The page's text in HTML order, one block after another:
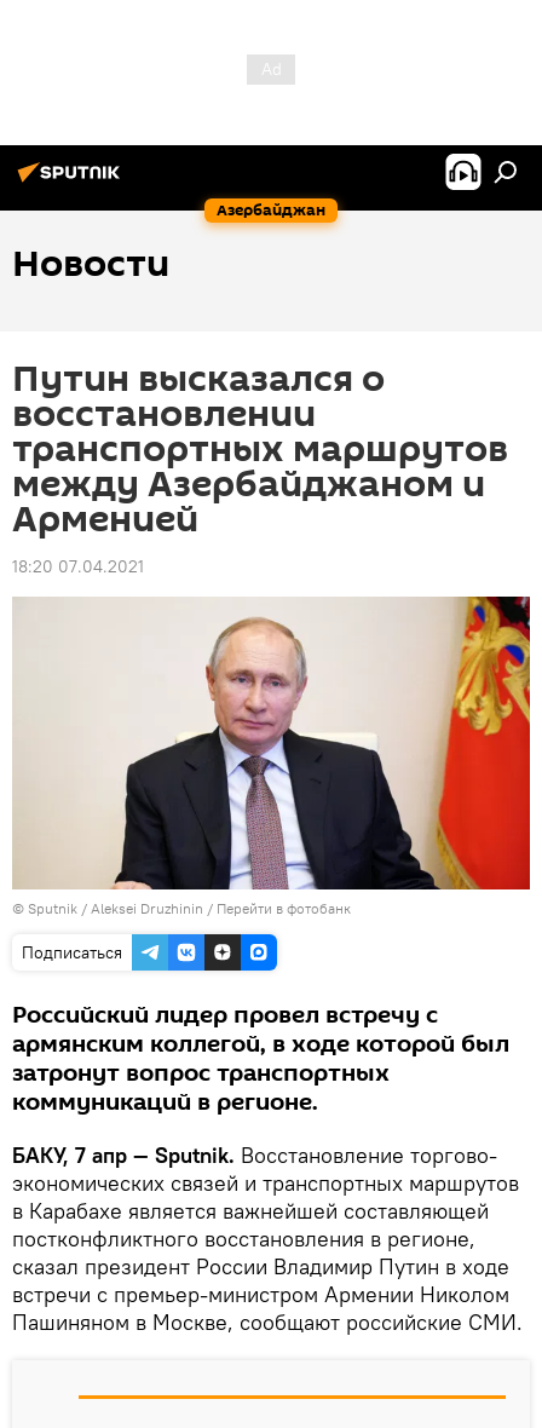
Азербайджан
Новости
Путин высказался о
восстановлении
транспортных маршрутов
между Азербайджаном и
Арменией
18:20 07.04.2021
© Sputnik / Aleksei Druzhinin / Перейти в фотобанк
Подписаться
Российский лидер провел встречу с
армянским коллегой, в ходе которой был
затронут вопрос транспортных
коммуникаций в регионе.
БАКУ, 7 апр — Sputnik. Восстановление торгово-
экономических связей и транспортных маршрутов
в Карабахе является важнейшей составляющей
постконфликтного восстановления в регионе,
сказал президент России Владимир Путин в ходе
встречи с премьер-министром Армении Николом
Пашиняном в Москве, сообщают российские СМИ.